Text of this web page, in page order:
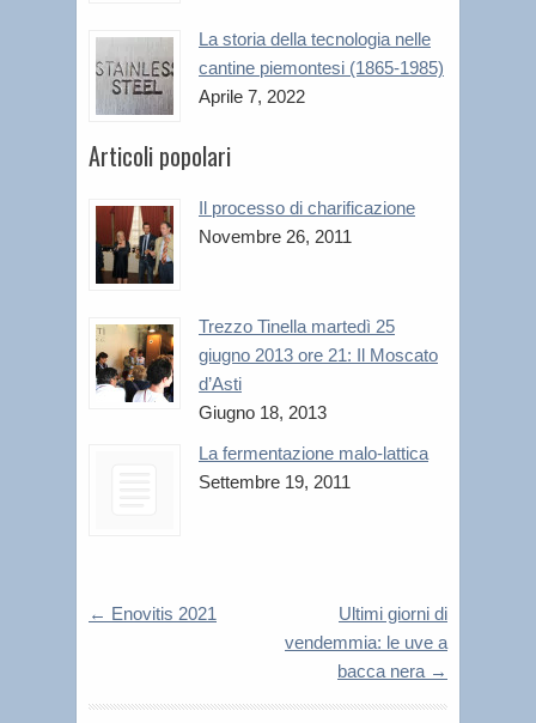
La storia della tecnologia nelle
cantine piemontesi (1865-1985)
Aprile 7, 2022
Articoli popolari
Il processo di charificazione
Novembre 26, 2011
Trezzo Tinella martedì 25
giugno 2013 ore 21: Il Moscato
d’Asti
Giugno 18, 2013
La fermentazione malo-lattica
Settembre 19, 2011
← Enovitis 2021
Ultimi giorni di
vendemmia: le uve a
bacca nera →